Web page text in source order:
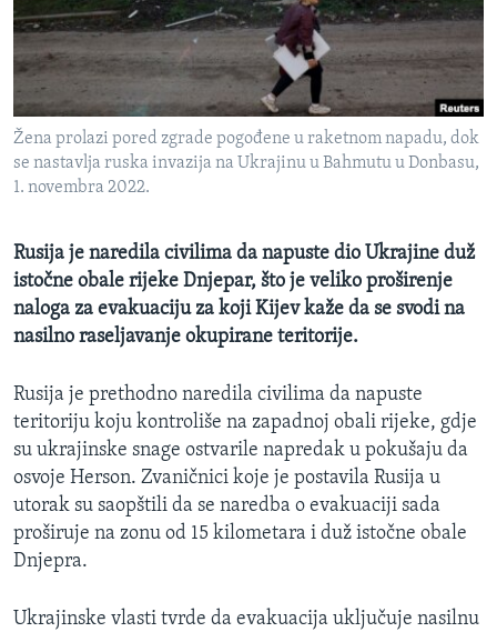
MAGAZIN
O GLASU AMERIKE
Learning English
PRATITE NAS
Jezici
Žena prolazi pored zgrade pogođene u raketnom napadu, dok
se nastavlja ruska invazija na Ukrajinu u Bahmutu u Donbasu,
1. novembra 2022.
Rusija je naredila civilima da napuste dio Ukrajine duž
istočne obale rijeke Dnjepar, što je veliko proširenje
naloga za evakuaciju za koji Kijev kaže da se svodi na
nasilno raseljavanje okupirane teritorije.
Rusija je prethodno naredila civilima da napuste
teritoriju koju kontroliše na zapadnoj obali rijeke, gdje
su ukrajinske snage ostvarile napredak u pokušaju da
osvoje Herson. Zvaničnici koje je postavila Rusija u
utorak su saopštili da se naredba o evakuaciji sada
proširuje na zonu od 15 kilometara i duž istočne obale
Dnjepra.
Ukrajinske vlasti tvrde da evakuacija uključuje nasilnu